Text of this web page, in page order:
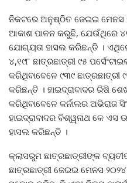
ନିକଟରେ ଅନୁଷ୍ଠିତ ଜେଇଇ ମେନସ
ଆକାଶ ପାଳନ କରୁଛି, ଯେଉଁଥିରେ
ଯୋଗ୍ୟତା ହାସଲ କରିଛନ୍ତି ।
୪,୧୯୮ ଛାତ୍ରଛାତ୍ରୀ ୯୫
କରିଥିବାବେଳେ ୯୩୯ ଛାତ୍ରଛାତ୍ରୀ
କରିଛନ୍ତି । ହାଇଦ୍ରାବାଦର ରିଷି
କରିଥିବାବେଳେ କର୍ନାଲର ଅଭିରାଜ
ହାଇଦ୍ରାବାଦର ବିଶ୍ୱନାଥ କେ ଏସ
ହାସଲ କରିଛନ୍ତି ।
କ୍ଲାସରୁମ ଛାତ୍ରଛାତ୍ରୀଙ୍କ
ଛାତ୍ରଛାତ୍ରୀ ଜେଇଇ ମେନସ